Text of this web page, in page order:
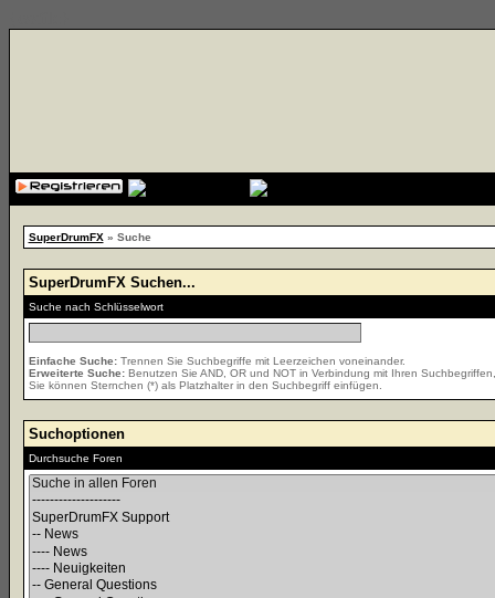
SuperDrumFX» Suche
SuperDrumFX Suchen...
Suche nach Schlüsselwort
Einfache Suche:Trennen Sie Suchbegriffe mit Leerzeichen voneinander.
Erweiterte Suche:Benutzen Sie AND, OR und NOT in Verbindung mit Ihren
Sie können Sternchen (*) als Platzhalter in den Suchbegriff einfügen.
Suchoptionen
Durchsuche Foren